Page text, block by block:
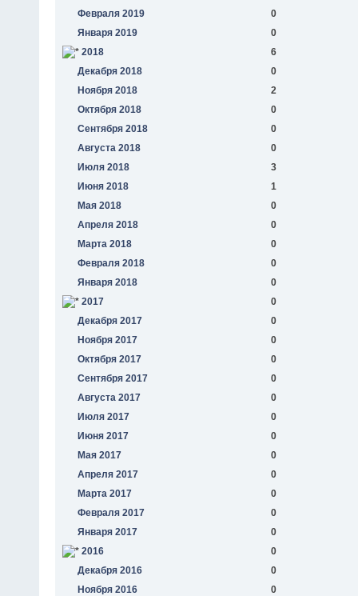
Февраля 2019
0
Января 2019
0
2018
6
Декабря 2018
0
Ноября 2018
2
Октября 2018
0
Сентября 2018
0
Августа 2018
0
Июля 2018
3
Июня 2018
1
Мая 2018
0
Апреля 2018
0
Марта 2018
0
Февраля 2018
0
Января 2018
0
2017
0
Декабря 2017
0
Ноября 2017
0
Октября 2017
0
Сентября 2017
0
Августа 2017
0
Июля 2017
0
Июня 2017
0
Мая 2017
0
Апреля 2017
0
Марта 2017
0
Февраля 2017
0
Января 2017
0
2016
0
Декабря 2016
0
Ноября 2016
0